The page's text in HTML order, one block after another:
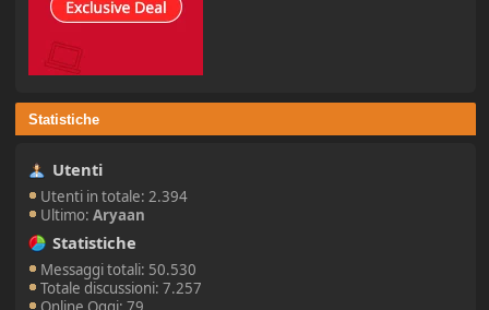
Statistiche
Utenti
Utenti in totale: 2.394
Ultimo:Aryaan
Statistiche
Messaggi totali: 50.530
Totale discussioni: 7.257